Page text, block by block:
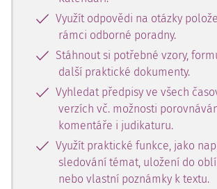
Využít odpovědi na otázky
rámci odborné poradny.
Stáhnout si potřebné vzory,
další praktické dokumenty.
Vyhledat předpisy ve všech
verzích vč. možnosti
komentáře i judikaturu.
Využít praktické funkce, jako
sledování témat, uložení do
nebo vlastní poznámky k textu.